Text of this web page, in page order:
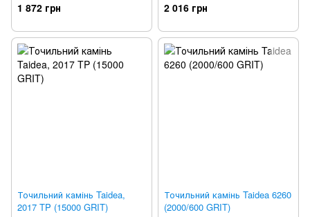
1 872 грн 2 016 грн
Точильний камінь Taidea,
2017 TP (15000 GRIT)
Точильний камінь Taidea 6260
(2000/600 GRIT)